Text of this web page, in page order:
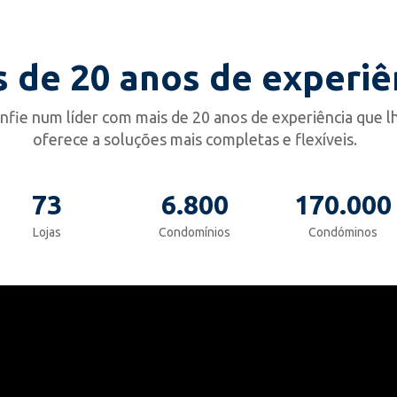
de 20 anos de
num líder com mais de 20 anos de experiência que
oferece a soluções mais completas e flexíveis.
73
Lojas
6.800
Condomínios
170.000
Condóminos